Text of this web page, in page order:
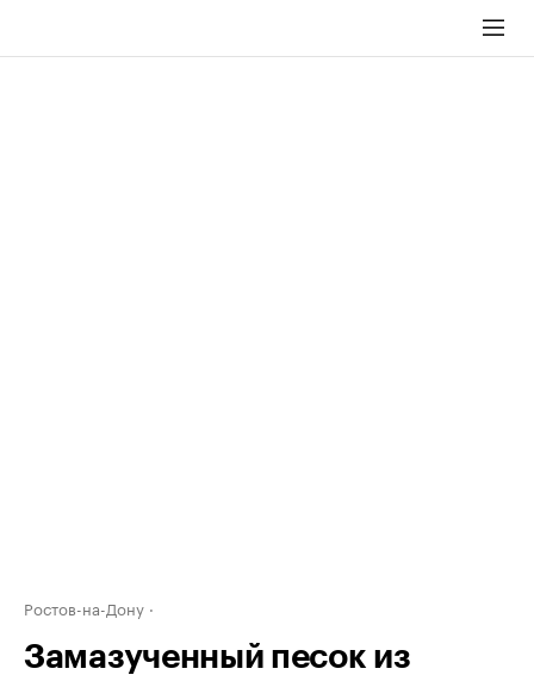
Ростов-на-Дону
Замазученный песок из